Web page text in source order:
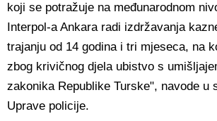
koji se potražuje na međunarodnom
Interpol-a Ankara radi izdržavanja
trajanju od 14 godina i tri mjeseca, na
zbog krivičnog djela ubistvo s
zakonika Republike Turske", navode u
Uprave policije.